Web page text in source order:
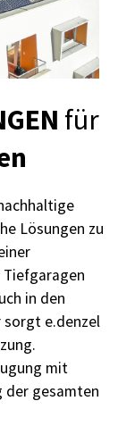
für
Lösungen zu
in den
sorgt e.denzel
mit
der gesamten